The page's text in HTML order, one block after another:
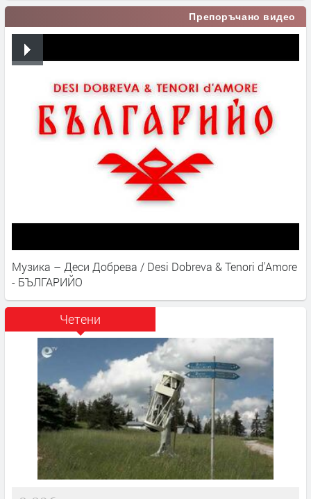
Препоръчано видео
Музика – Деси Добрева / Desi Dobreva & Tenori d'Amore
- БЪЛГАРИЙО
Четени